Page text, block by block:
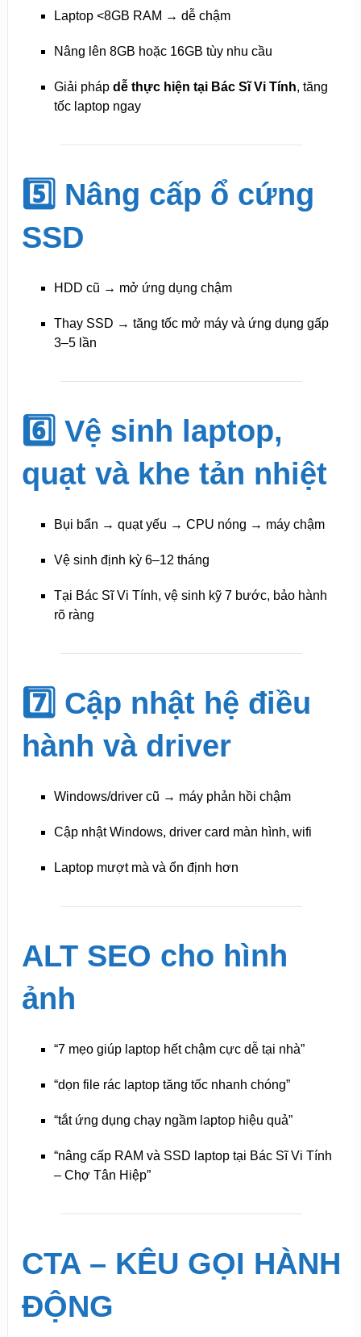
Laptop <8GB RAM → dễ chậm
Nâng lên 8GB hoặc 16GB tùy nhu cầu
Giải pháp dễ thực hiện tại Bác Sĩ Vi Tính, tăng
tốc laptop ngay
5️⃣ Nâng cấp ổ cứng
SSD
HDD cũ → mở ứng dụng chậm
Thay SSD → tăng tốc mở máy và ứng dụng gấp
3–5 lần
6️⃣ Vệ sinh laptop,
quạt và khe tản nhiệt
Bụi bẩn → quạt yếu → CPU nóng → máy chậm
Vệ sinh định kỳ 6–12 tháng
Tại Bác Sĩ Vi Tính, vệ sinh kỹ 7 bước, bảo hành
rõ ràng
7️⃣ Cập nhật hệ điều
hành và driver
Windows/driver cũ → máy phản hồi chậm
Cập nhật Windows, driver card màn hình, wifi
Laptop mượt mà và ổn định hơn
ALT SEO cho hình
ảnh
“7 mẹo giúp laptop hết chậm cực dễ tại nhà”
“dọn file rác laptop tăng tốc nhanh chóng”
“tắt ứng dụng chạy ngầm laptop hiệu quả”
“nâng cấp RAM và SSD laptop tại Bác Sĩ Vi Tính
– Chợ Tân Hiệp”
CTA – KÊU GỌI HÀNH
ĐỘNG